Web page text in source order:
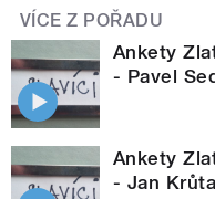
VÍCE Z POŘADU
Ankety
- Pavel
Ankety
- Jan